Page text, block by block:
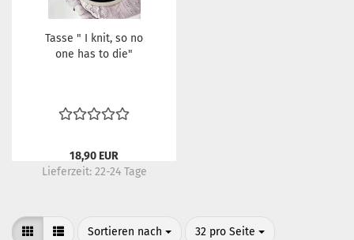
Tasse " I knit, so no
one has to die"
18,90 EUR
Lieferzeit: 22-24 Tage
Sortieren nach
Sortieren nach 32 pro Seite
pro Seite